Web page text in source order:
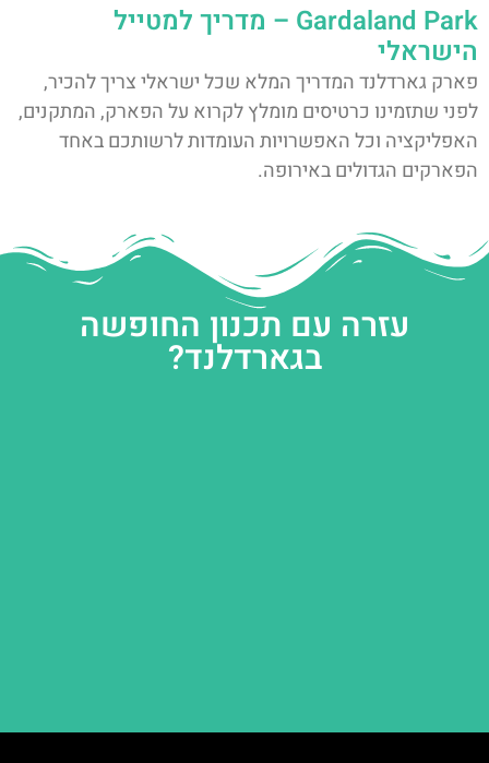
Gardaland Park – מדריך למטייל
הישראלי
פארק גארדלנד המדריך המלא שכל ישראלי צריך להכיר,
לפני שתזמינו כרטיסים מומלץ לקרוא על הפארק, המתקנים,
האפליקציה וכל האפשרויות העומדות לרשותכם באחד
הפארקים הגדולים באירופה.
עזרה עם תכנון החופשה
בגארדלנד?